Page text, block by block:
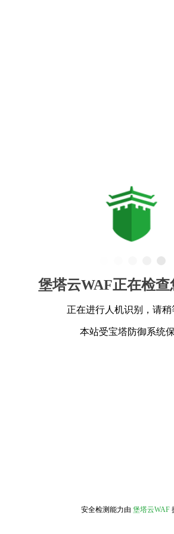
堡塔云WAF正在检查
正在进行人机识别，请稍
本站受宝塔防御系统
安全检测能力由 堡塔云WAF